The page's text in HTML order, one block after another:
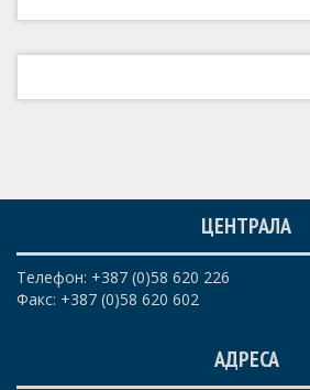
ЦЕНТРАЛА
Телефон: +387 (0)58 620 226
Факс: +387 (0)58 620 602
АДРЕСА